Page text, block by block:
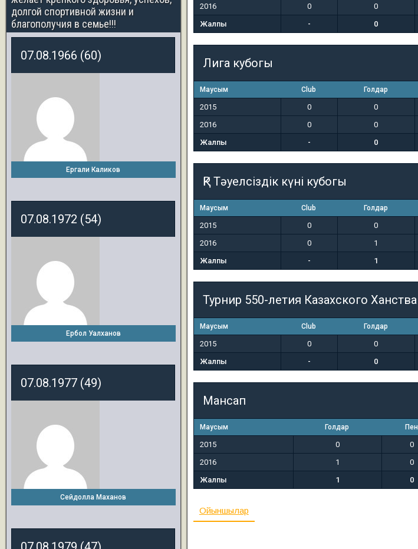
2016
0 0
Жалпы
- 0
Лига кубогы
Маусым Club Голдар
2015 0 0
2016
0 0
Жалпы
- 0
ҚР Тәуелсіздік күні кубогы
Маусым Club Голдар
2015 0 0
2016
0 1
Жалпы
- 1
Турнир 550-летия Казахского Ханства
Маусым Club Голдар
2015 0 0
Жалпы
- 0
Мансап
Маусым Голдар Пен
2015 0 0
2016
1 0
Жалпы
1 0
Ойыншылар
долгой спортивной жизни и
благополучия в семье!!!
07.08.1966 (60)
Ергали Каликов
07.08.1972 (54)
Ербол Уалханов
07.08.1977 (49)
Сейдолла Маханов